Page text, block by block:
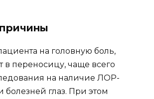
на головную боль,
в переносицу, чаще всего
на наличие ЛОР-
болезней глаз. При этом